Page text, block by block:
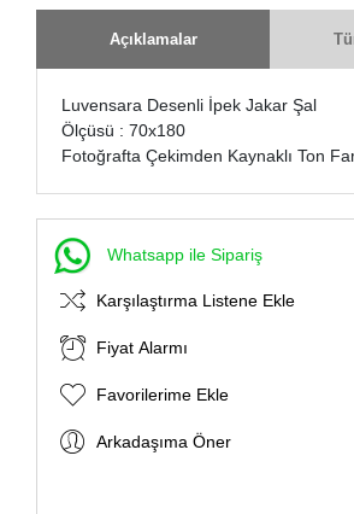
Açıklamalar
Luvensara Desenli İpek Jakar Şal
Ölçüsü : 70x180
Fotoğrafta Çekimden Kaynaklı Ton
Whatsapp ile Sipariş
Karşılaştırma Listene Ekle
Fiyat Alarmı
Favorilerime Ekle
Arkadaşıma Öner